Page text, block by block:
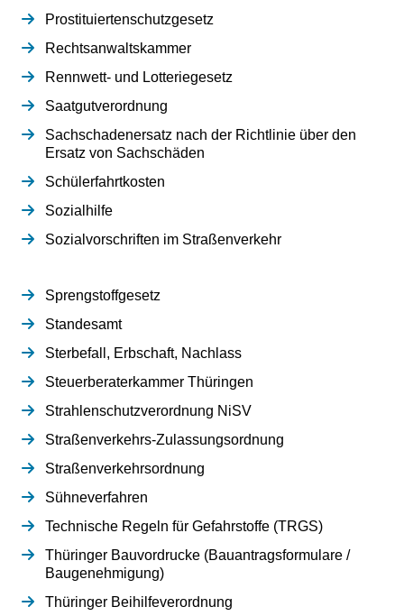
Prostituiertenschutzgesetz
Rechtsanwaltskammer
Rennwett- und Lotteriegesetz
Saatgutverordnung
Sachschadenersatz nach der Richtlinie über den
Ersatz von Sachschäden
Schülerfahrtkosten
Sozialhilfe
Sozialvorschriften im Straßenverkehr
Sprengstoffgesetz
Standesamt
Sterbefall, Erbschaft, Nachlass
Steuerberaterkammer Thüringen
Strahlenschutzverordnung NiSV
Straßenverkehrs-Zulassungsordnung
Straßenverkehrsordnung
Sühneverfahren
Technische Regeln für Gefahrstoffe (TRGS)
Thüringer Bauvordrucke (Bauantragsformulare /
Baugenehmigung)
Thüringer Beihilfeverordnung